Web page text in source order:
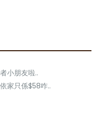
小朋友啦..
家只係$58咋..